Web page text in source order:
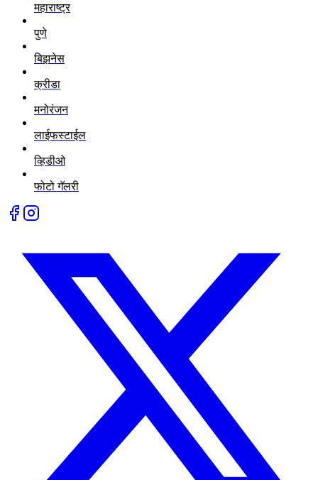
महाराष्ट्र
पुणे
बिझनेस
क्रीडा
मनोरंजन
लाईफस्टाईल
व्हिडीओ
फोटो गॅलरी